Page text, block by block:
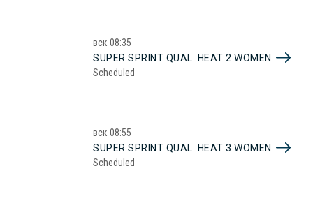
вск 08:35
SUPER SPRINT QUAL. HEAT 2 WOMEN
Scheduled
вск 08:55
SUPER SPRINT QUAL. HEAT 3 WOMEN
Scheduled